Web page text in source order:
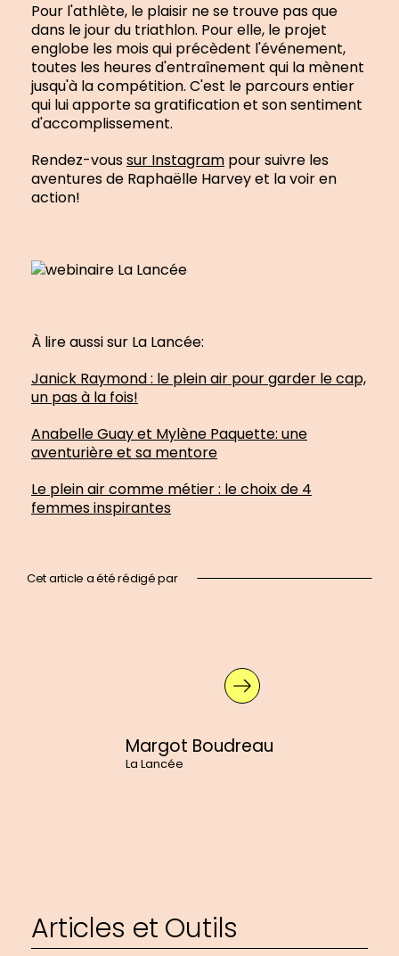
Pour l'athlète, le plaisir ne se trouve pas que
dans le jour du triathlon. Pour elle, le projet
englobe les mois qui précèdent l'événement,
toutes les heures d'entraînement qui la mènent
jusqu'à la compétition. C'est le parcours entier
qui lui apporte sa gratification et son sentiment
d'accomplissement.
Rendez-voussur Instagram pour suivre les
aventures de Raphaëlle Harvey et la voir en
action!
À lire aussi sur La Lancée:
Janick Raymond : le plein air pour garder le cap,
un pas à la fois!
Anabelle Guay et Mylène Paquette: une
aventurière et sa mentore
Le plein air comme métier : le choix de 4
femmes inspirantes
Cet article a été rédigé par
Margot Boudreau
La Lancée
Articles et Outils